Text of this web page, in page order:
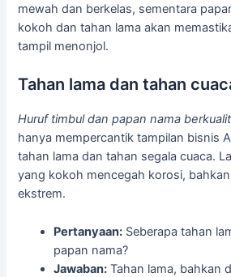
mewah dan berkelas, sementara
kokoh dan tahan lama akan
tampil menonjol.
Tahan lama dan tahan
Huruf timbul dan papan nama
hanya mempercantik tampilan bisnis
tahan lama dan tahan segala cuaca.
yang kokoh mencegah korosi,
ekstrem.
Pertanyaan: Seberapa tahan
papan nama?
Jawaban: Tahan lama, bahkan